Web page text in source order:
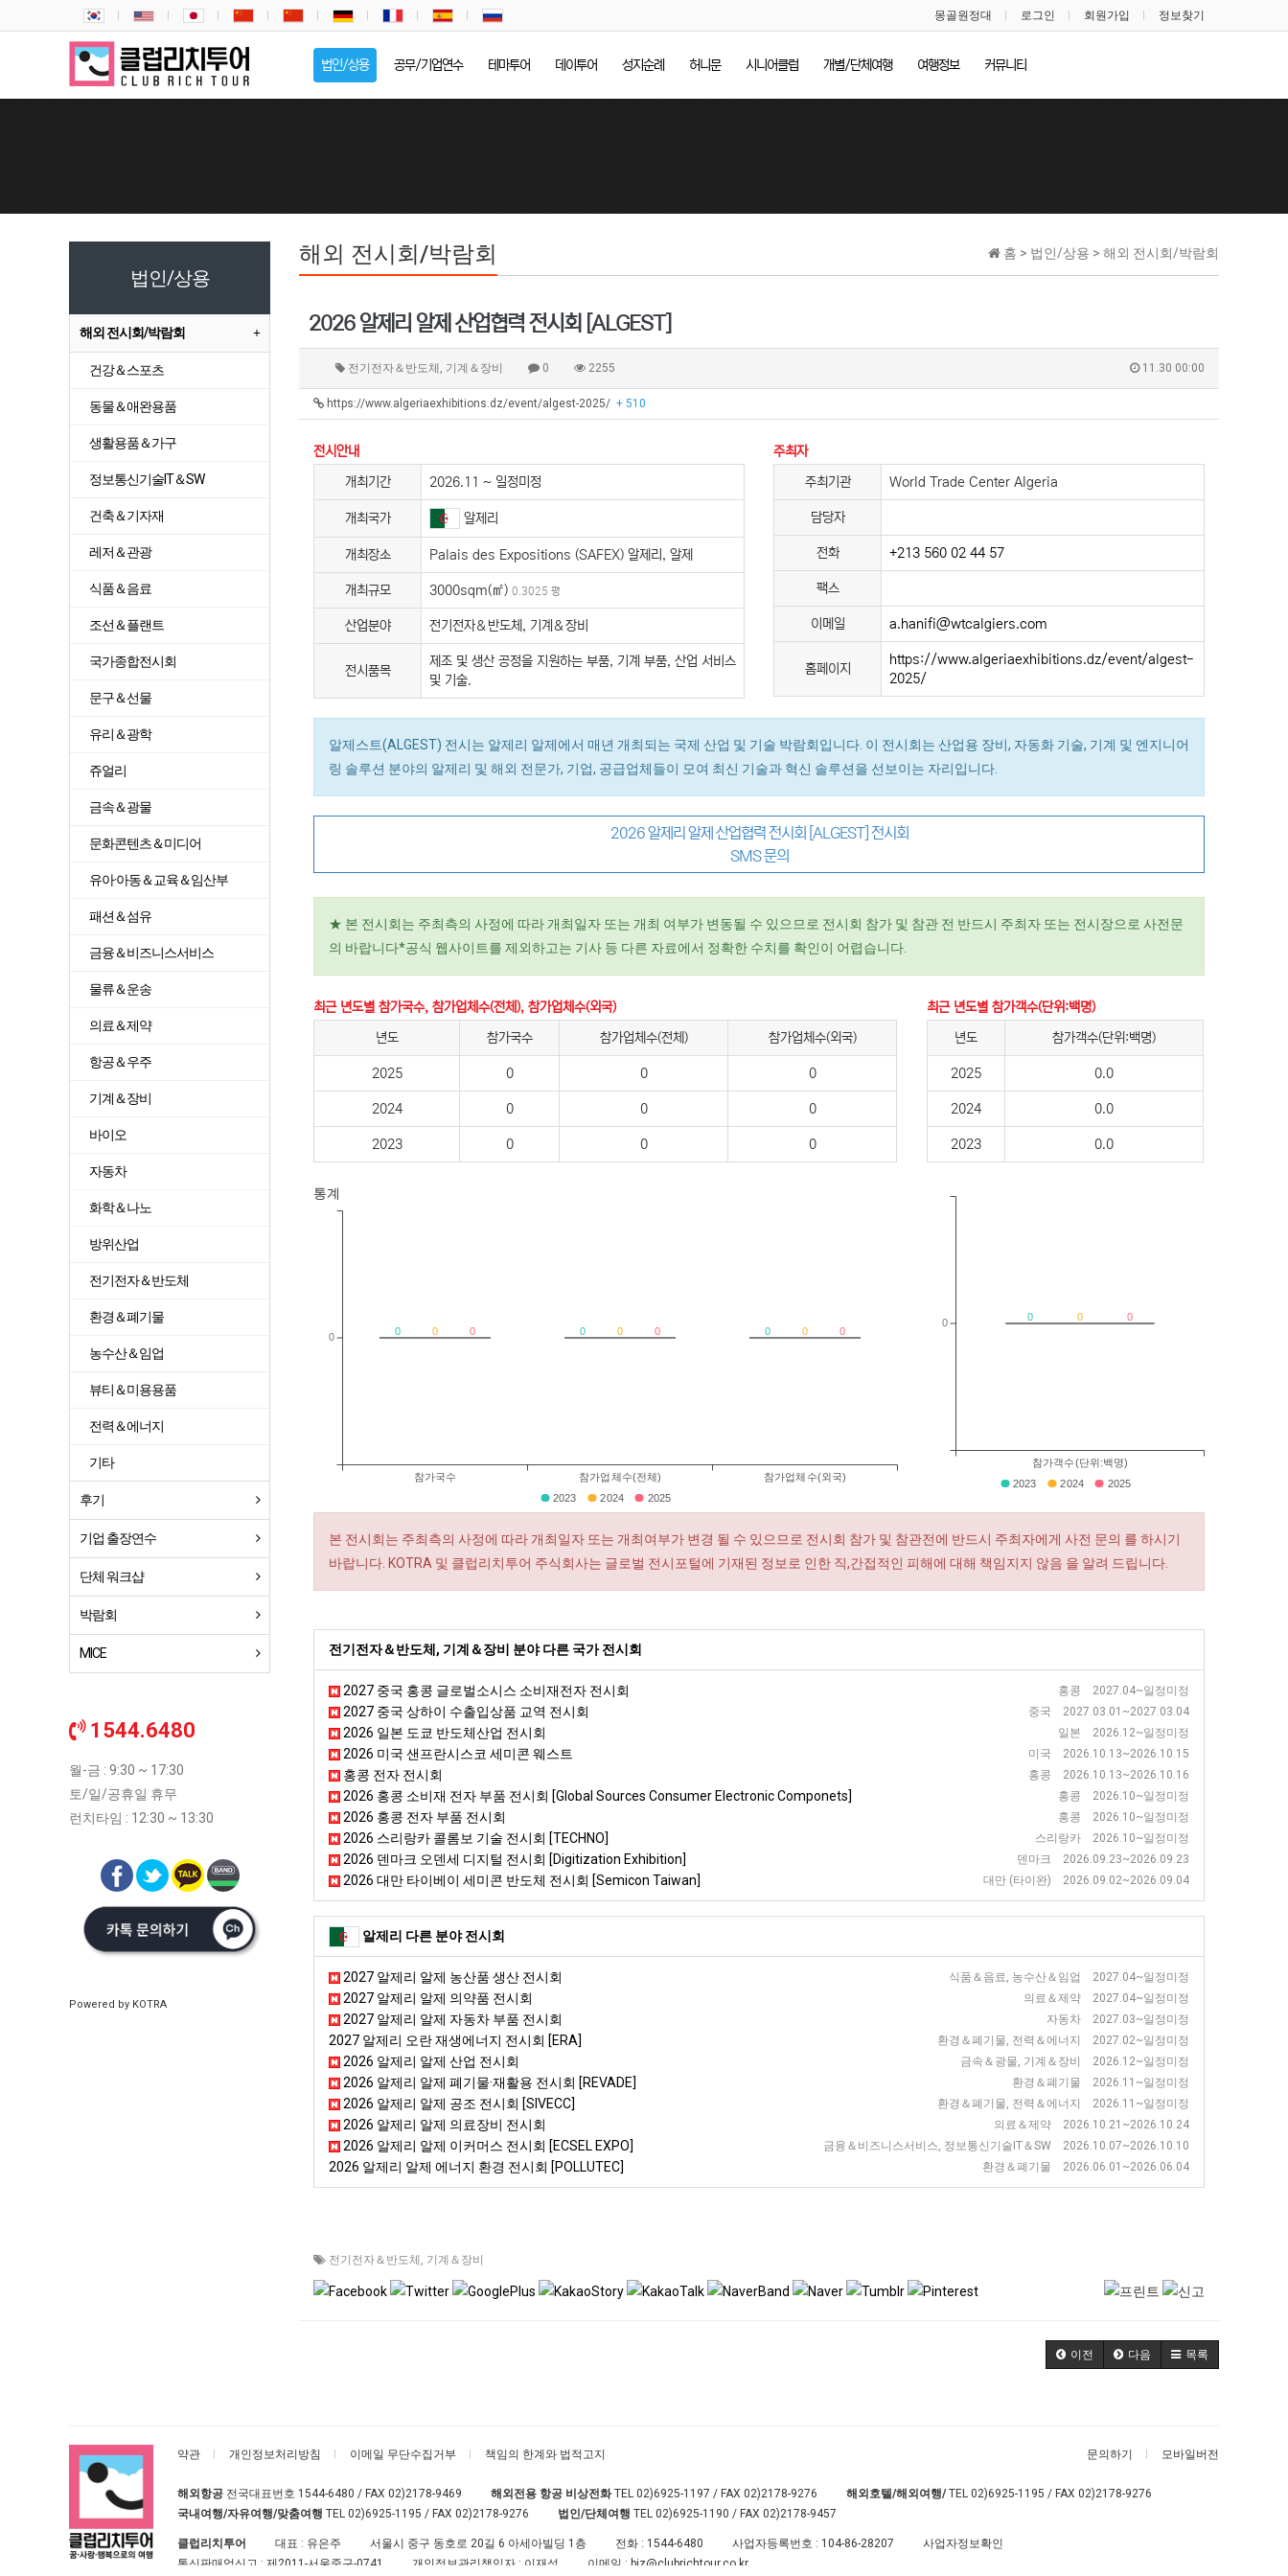
몽골원정대 로그인 회원가입 정보찾기
법인/상용 공무/기업연수 테마투어 데이투어 성지순례 허니문 시니어클럽 개별/단체여행 여행정보 커뮤니티
홈 > 법인/상용 > 해외 전시회/박람회
해외 전시회/박람회
2026 알제리 알제 산업협력 전시회 [ALGEST]
전기전자＆반도체, 기계＆장비 0 2255 11.30 00:00
https://www.algeriaexhibitions.dz/event/algest-2025/ + 510
전시안내
개최기간
2026.11 ~ 일정미정
개최국가 알제리
개최장소 Palais des Expositions (SAFEX) 알제리, 알제
개최규모 3000sqm(㎡) 0.3025 평
산업분야 전기전자＆반도체, 기계＆장비
전시품목
제조 및 생산 공정을 지원하는 부품, 기계 부품, 산업 서비스
및 기술.
주최자
주최기관
World Trade Center Algeria
담당자
전화 +213 560 02 44 57
팩스
이메일 a.hanifi@wtcalgiers.com
홈페이지
https://www.algeriaexhibitions.dz/event/algest-
2025/
알제스트(ALGEST) 전시는 알제리 알제에서 매년 개최되는 국제 산업 및 기술 박람회입니다. 이 전시회는 산업용 장비, 자동화 기술, 기계 및 엔지니어
링 솔루션 분야의 알제리 및 해외 전문가, 기업, 공급업체들이 모여 최신 기술과 혁신 솔루션을 선보이는 자리입니다.
2026 알제리 알제 산업협력 전시회 [ALGEST] 전시회
SMS 문의
★ 본 전시회는 주최측의 사정에 따라 개최일자 또는 개최 여부가 변동될 수 있으므로 전시회 참가 및 참관 전 반드시 주최자 또는 전시장으로 사전문
의 바랍니다*공식 웹사이트를 제외하고는 기사 등 다른 자료에서 정확한 수치를 확인이 어렵습니다.
최근 년도별 참가국수, 참가업체수(전체), 참가업체수(외국)
년도
참가국수 참가업체수(전체) 참가업체수(외국)
2025 0 0 0
2024 0 0 0
2023 0 0 0
최근 년도별 참가객수(단위:백명)
년도
참가객수(단위:백명)
2025 0.0
2024 0.0
2023 0.0
통계
0 0 0
0 0 0
0 0 0
참가국수 참가업체수(전체) 참가업체수(외국)
0
2023 2024 2025
0 0 0
참가객수(단위:백명)
0
2023 2024 2025
본 전시회는 주최측의 사정에 따라 개최일자 또는 개최여부가 변경 될 수 있으므로 전시회 참가 및 참관전에 반드시 주최자에게 사전 문의 를 하시기
바랍니다. KOTRA 및 클럽리치투어 주식회사는 글로벌 전시포털에 기재된 정보로 인한 직,간접적인 피해에 대해 책임지지 않음 을 알려 드립니다.
전기전자＆반도체, 기계＆장비 분야 다른 국가 전시회
홍콩 2027.04~일정미정
2027 중국 홍콩 글로벌소시스 소비재전자 전시회
중국 2027.03.01~2027.03.04
2027 중국 상하이 수출입상품 교역 전시회
일본 2026.12~일정미정
2026 일본 도쿄 반도체산업 전시회
미국 2026.10.13~2026.10.15
2026 미국 샌프란시스코 세미콘 웨스트
홍콩 2026.10.13~2026.10.16
홍콩 전자 전시회
홍콩 2026.10~일정미정
2026 홍콩 소비재 전자 부품 전시회 [Global Sources Consumer Electronic Componets]
홍콩 2026.10~일정미정
2026 홍콩 전자 부품 전시회
스리랑카 2026.10~일정미정
2026 스리랑카 콜롬보 기술 전시회 [TECHNO]
덴마크 2026.09.23~2026.09.23
2026 덴마크 오덴세 디지털 전시회 [Digitization Exhibition]
대만 (타이완) 2026.09.02~2026.09.04
2026 대만 타이베이 세미콘 반도체 전시회 [Semicon Taiwan]
알제리 다른 분야 전시회
식품＆음료, 농수산＆임업 2027.04~일정미정
2027 알제리 알제 농산품 생산 전시회
의료＆제약 2027.04~일정미정
2027 알제리 알제 의약품 전시회
자동차 2027.03~일정미정
2027 알제리 알제 자동차 부품 전시회
환경＆폐기물, 전력＆에너지 2027.02~일정미정
2027 알제리 오란 재생에너지 전시회 [ERA]
금속＆광물, 기계＆장비 2026.12~일정미정
2026 알제리 알제 산업 전시회
환경＆폐기물 2026.11~일정미정
2026 알제리 알제 폐기물·재활용 전시회 [REVADE]
환경＆폐기물, 전력＆에너지 2026.11~일정미정
2026 알제리 알제 공조 전시회 [SIVECC]
의료＆제약 2026.10.21~2026.10.24
2026 알제리 알제 의료장비 전시회
금융＆비즈니스서비스, 정보통신기술IT＆SW 2026.10.07~2026.10.10
2026 알제리 알제 이커머스 전시회 [ECSEL EXPO]
환경＆폐기물 2026.06.01~2026.06.04
2026 알제리 알제 에너지 환경 전시회 [POLLUTEC]
전기전자＆반도체 , 기계＆장비
이전 다음 목록
법인/상용
해외 전시회/박람회
건강＆스포츠
동물＆애완용품
생활용품＆가구
정보통신기술IT＆SW
건축＆기자재
레저＆관광
식품＆음료
조선＆플랜트
국가종합전시회
문구＆선물
유리＆광학
쥬얼리
금속＆광물
문화콘텐츠＆미디어
유아·아동＆교육＆임산부
패션＆섬유
금융＆비즈니스서비스
물류＆운송
의료＆제약
항공＆우주
기계＆장비
바이오
자동차
화학＆나노
방위산업
전기전자＆반도체
환경＆폐기물
농수산＆임업
뷰티＆미용용품
전력＆에너지
기타
후기
기업 출장연수
단체 워크샵
박람회
MICE
1544.6480
월-금 : 9:30 ~ 17:30
토/일/공휴일 휴무
런치타임 : 12:30 ~ 13:30
Powered by KOTRA
약관 개인정보처리방침 이메일 무단수집거부 책임의 한계와 법적고지 문의하기 모바일버전
해외항공전국대표번호 1544-6480 / FAX 02)2178-9469 해외전용 항공 비상전화TEL 02)6925-1197 / FAX 02)2178-9276 해외호텔/해외여행/TEL 02)6925-1195 / FAX 02)2178-9276
국내여행/자유여행/맞춤여행 TEL 02)6925-1195 / FAX 02)2178-9276 법인/단체여행 TEL 02)6925-1190 / FAX 02)2178-9457
클럽리치투어 대표 : 유은주 서울시 중구 동호로 20길 6 아세아빌딩 1층 전화 : 1544-6480 사업자등록번호 : 104-86-28207
사업자정보확인
통신판매업신고 : 제2011-서울중구-0741 개인정보관리책임자 : 이재성 이메일 : biz@clubrichtour.co.kr